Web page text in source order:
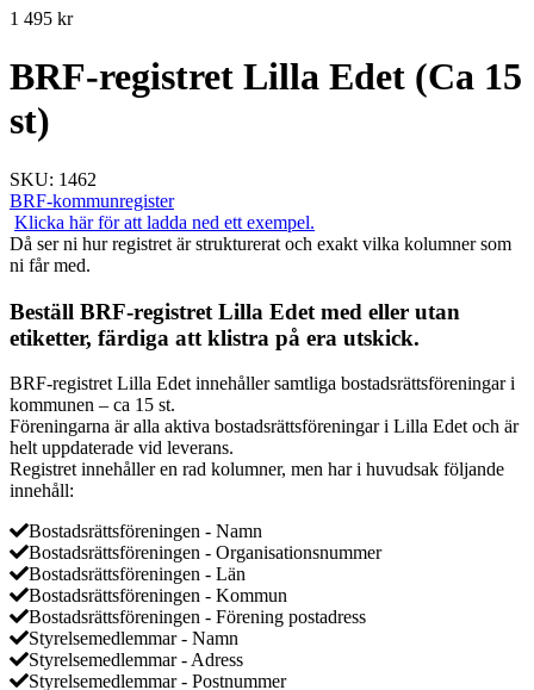
1 495 kr
BRF-registret Lilla Edet (Ca 15
st)
SKU: 1462
BRF-kommunregister
Klicka här för att ladda ned ett exempel.
Då ser ni hur registret är strukturerat och exakt vilka kolumner som
ni får med.
Beställ BRF-registret Lilla Edet med eller utan
etiketter, färdiga att klistra på era utskick.
BRF-registret Lilla Edet innehåller samtliga bostadsrättsföreningar i
kommunen – ca 15 st.
Föreningarna är alla aktiva bostadsrättsföreningar i Lilla Edet och är
helt uppdaterade vid leverans.
Registret innehåller en rad kolumner, men har i huvudsak följande
innehåll:
Bostadsrättsföreningen - Namn
Bostadsrättsföreningen - Organisationsnummer
Bostadsrättsföreningen - Län
Bostadsrättsföreningen - Kommun
Bostadsrättsföreningen - Förening postadress
Styrelsemedlemmar - Namn
Styrelsemedlemmar - Adress
Styrelsemedlemmar - Postnummer